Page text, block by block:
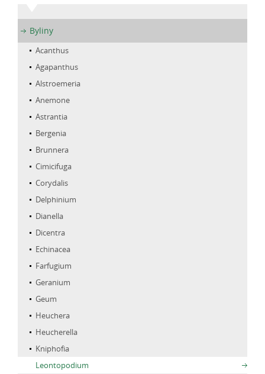
Byliny
Acanthus
Agapanthus
Alstroemeria
Anemone
Astrantia
Bergenia
Brunnera
Cimicifuga
Corydalis
Delphinium
Dianella
Dicentra
Echinacea
Farfugium
Geranium
Geum
Heuchera
Heucherella
Kniphofia
Leontopodium